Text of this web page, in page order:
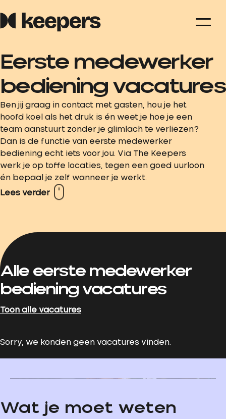
Eerste medewerker
bediening vacatures
Ben jij graag in contact met gasten, hou je het
hoofd koel als het druk is én weet je hoe je een
team aanstuurt zonder je glimlach te verliezen?
Dan is de functie van eerste medewerker
bediening echt iets voor jou. Via The Keepers
werk je op toffe locaties, tegen een goed uurloon
én bepaal je zelf wanneer je werkt.
Lees verder
Alle eerste medewerker
bediening vacatures
Toon alle vacatures
Sorry, we konden geen vacatures vinden.
Wat je moet weten